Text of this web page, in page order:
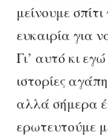
μείνουμε
ευκαιρία για
Γι’ αυτό κι
ιστορίες
αλλά σήμερα
ερωτευτούμε